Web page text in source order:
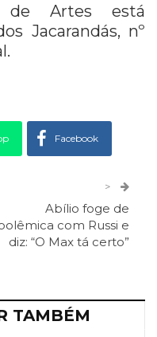
de Artes está
Jacarandás, nº
Facebook
>
Abílio foge de
com Russi e
diz: “O Max tá certo”
TAMBÉM